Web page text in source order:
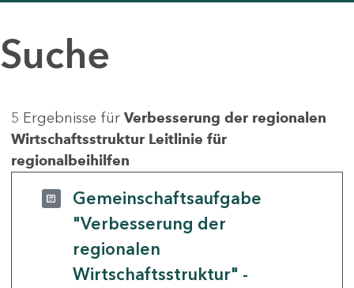
Suche
5 Ergebnisse für Verbesserung der regionalen
Wirtschaftsstruktur Leitlinie für
regionalbeihilfen
Gemeinschaftsaufgabe
"Verbesserung der
regionalen
Wirtschaftsstruktur" -